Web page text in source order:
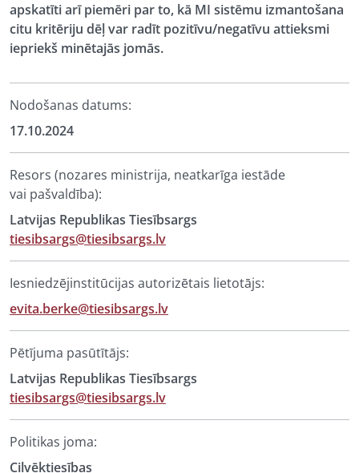
apskatīti arī piemēri par to, kā MI sistēmu izmantošana
citu kritēriju dēļ var radīt pozitīvu/negatīvu attieksmi
iepriekš minētajās jomās.
Nodošanas datums:
17.10.2024
Resors (nozares ministrija, neatkarīga iestāde
vai pašvaldība):
Latvijas Republikas Tiesībsargs
tiesibsargs@tiesibsargs.lv
Iesniedzējinstitūcijas autorizētais lietotājs:
evita.berke@tiesibsargs.lv
Pētījuma pasūtītājs:
Latvijas Republikas Tiesībsargs
tiesibsargs@tiesibsargs.lv
Politikas joma:
Cilvēktiesības